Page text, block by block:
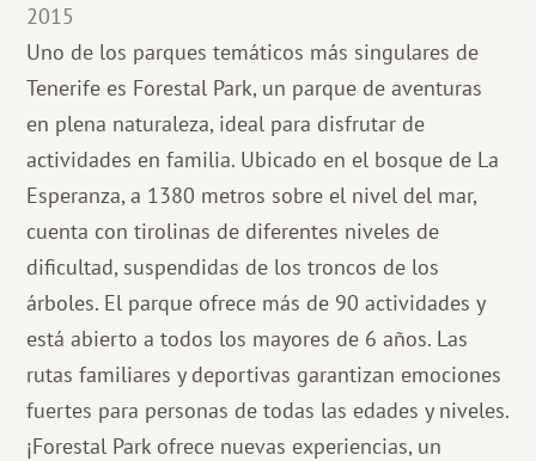
2015
Uno de los parques temáticos más singulares de
Tenerife es Forestal Park, un parque de aventuras
en plena naturaleza, ideal para disfrutar de
actividades en familia. Ubicado en el bosque de La
Esperanza, a 1380 metros sobre el nivel del mar,
cuenta con tirolinas de diferentes niveles de
dificultad, suspendidas de los troncos de los
árboles. El parque ofrece más de 90 actividades y
está abierto a todos los mayores de 6 años. Las
rutas familiares y deportivas garantizan emociones
fuertes para personas de todas las edades y niveles.
¡Forestal Park ofrece nuevas experiencias, un